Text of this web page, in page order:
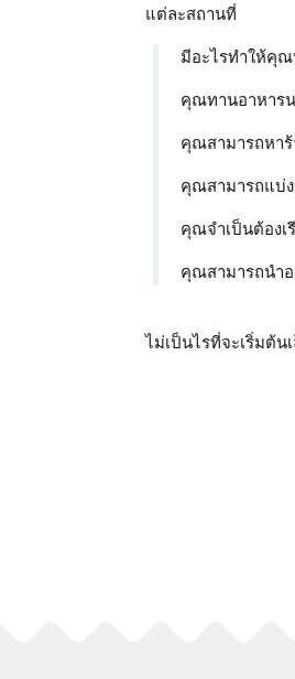
แต่ละสถานที่
มีอะไรทําให้คุ
คุณทานอาหาร
คุณสามารถหา
คุณสามารถแบ่
คุณจําเป็นต้อง
คุณสามารถนํา
ไม่เป็นไรที่จะเริ่มต้